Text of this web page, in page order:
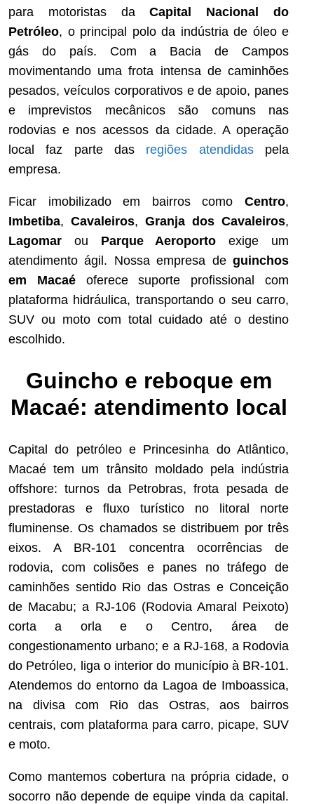
para motoristas daCapital Nacional do
Petróleo, o principal polo da indústria de óleo e
gás do país. Com a Bacia de Campos
movimentando uma frota intensa de caminhões
pesados, veículos corporativos e de apoio, panes
e imprevistos mecânicos são comuns nas
rodovias e nos acessos da cidade. A operação
local faz parte das regiões atendidaspela
empresa.
Ficar imobilizado em bairros como Centro,
Imbetiba, Cavaleiros, Granja dos Cavaleiros,
Lagomar ou Parque Aeroporto exige um
atendimento ágil. Nossa empresa de guinchos
em Macaéoferece suporte profissional com
plataforma hidráulica, transportando o seu carro,
SUV ou moto com total cuidado até o destino
escolhido.
Guincho e reboque em
Macaé: atendimento local
Capital do petróleo e Princesinha do Atlântico,
Macaé tem um trânsito moldado pela indústria
offshore: turnos da Petrobras, frota pesada de
prestadoras e fluxo turístico no litoral norte
fluminense. Os chamados se distribuem por três
eixos. A BR-101 concentra ocorrências de
rodovia, com colisões e panes no tráfego de
caminhões sentido Rio das Ostras e Conceição
de Macabu; a RJ-106 (Rodovia Amaral Peixoto)
corta a orla e o Centro, área de
congestionamento urbano; e a RJ-168, a Rodovia
do Petróleo, liga o interior do município à BR-101.
Atendemos do entorno da Lagoa de Imboassica,
na divisa com Rio das Ostras, aos bairros
centrais, com plataforma para carro, picape, SUV
e moto.
Como mantemos cobertura na própria cidade, o
socorro não depende de equipe vinda da capital.